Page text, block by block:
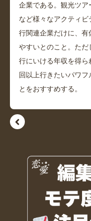
企業である。観光ツ
など様々なアクティ
行関連企業だけに、有
やすいとのこと。た
行にいける年収を得
回以上行きたいパワフ
とをおすすめする。